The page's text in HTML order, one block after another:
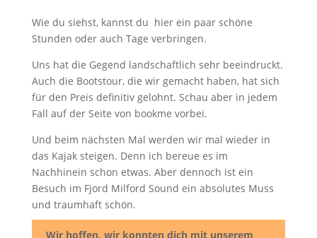
Wie du siehst, kannst du hier ein paar schöne
Stunden oder auch Tage verbringen.
Uns hat die Gegend landschaftlich sehr beeindruckt.
Auch die Bootstour, die wir gemacht haben, hat sich
für den Preis definitiv gelohnt. Schau aber in jedem
Fall auf der Seite von bookme vorbei.
Und beim nächsten Mal werden wir mal wieder in
das Kajak steigen. Denn ich bereue es im
Nachhinein schon etwas. Aber dennoch ist ein
Besuch im Fjord Milford Sound ein absolutes Muss
und traumhaft schön.
Wir hoffen, wir konnten dich mit unserem